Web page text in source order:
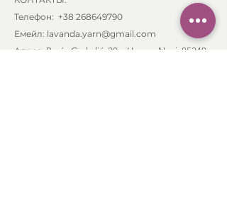
Телефон: +38 268649790
Емейл: lavanda.yarn@gmail.com
Адрес: Braće Grakalić , 20a, Herceg Novi, 85340